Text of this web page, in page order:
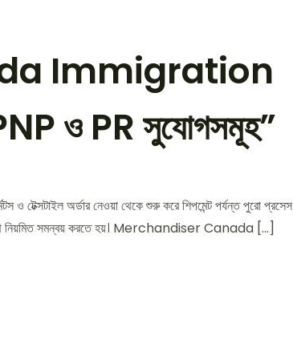
Immigration
ও PR সুযোগসমূহ”
ও টেক্সটাইল অর্ডার নেওয়া থেকে শুরু করে শিপমেন্ট পর্যন্ত পুরো প্রসেস
সাথে নিয়মিত সমন্বয় করতে হয়। Merchandiser Canada […]